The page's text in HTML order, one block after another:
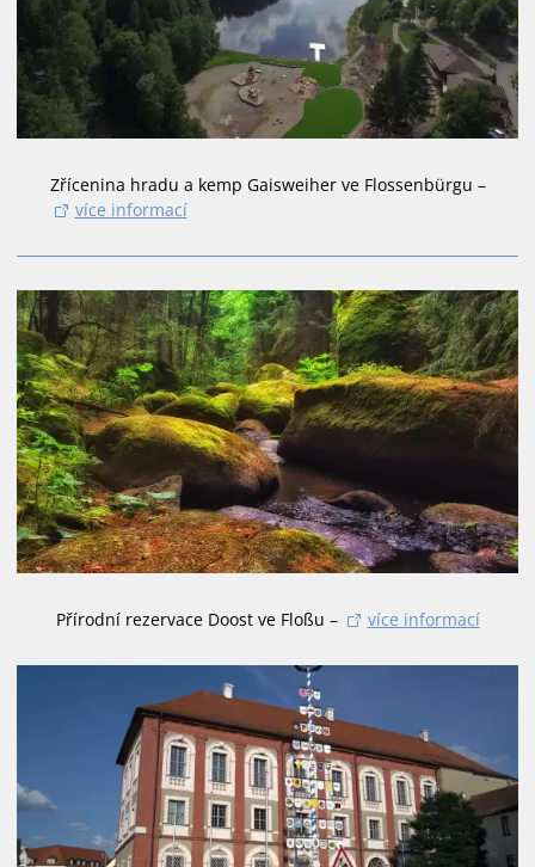
Zřícenina hradu a kemp Gaisweiher ve Flossenbürgu –
více informací
Přírodní rezervace Doost ve Floßu – více informací